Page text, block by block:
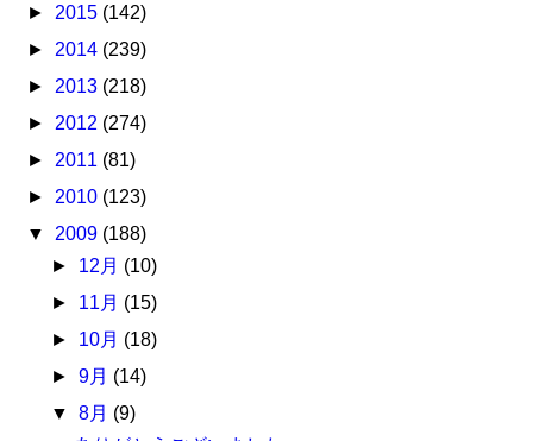
► 2015 (142)
► 2014 (239)
► 2013 (218)
► 2012 (274)
► 2011 (81)
► 2010 (123)
▼ 2009 (188)
► 12月 (10)
► 11月 (15)
► 10月 (18)
► 9月 (14)
▼ 8月 (9)